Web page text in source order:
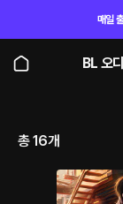
매일
BL 오
총 16개